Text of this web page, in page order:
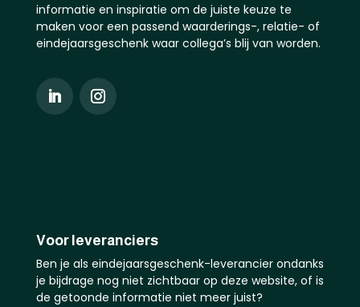
informatie en inspiratie om de juiste keuze te
maken voor een passend waarderings-, relatie- of
eindejaarsgeschenk waar collega’s blij van worden.
Voor leveranciers
Ben je als eindejaarsgeschenk-leverancier ondanks
je bijdrage nog niet zichtbaar op deze website, of is
de getoonde informatie niet meer juist?